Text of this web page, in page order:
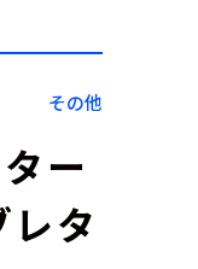
その他
ー
タ